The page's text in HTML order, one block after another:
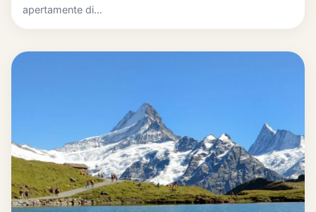
apertamente di...